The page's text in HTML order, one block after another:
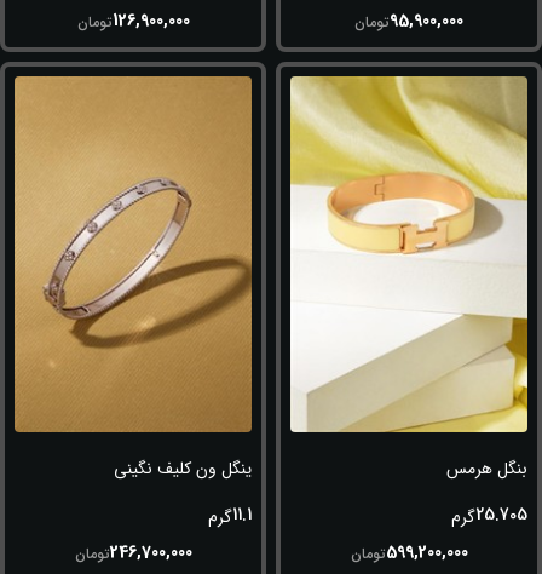
95,900,000تومان
126,900,000تومان
بنگل هرمس
25.705گرم
599,200,000تومان
ینگل ون کلیف نگینی
11.1گرم
246,700,000تومان